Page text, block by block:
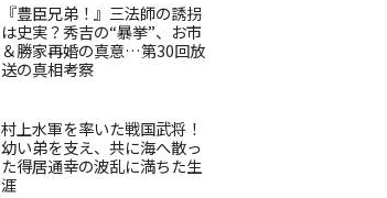
『豊臣兄弟！』三法師の誘拐
は史実？秀吉の“暴挙”、お市
＆勝家再婚の真意…第30回放
送の真相考察
村上水軍を率いた戦国武将！
幼い弟を支え、共に海へ散っ
た得居通幸の波乱に満ちた生
涯